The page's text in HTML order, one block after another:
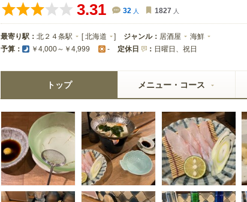
3.31 32 人 1827 人
最寄り駅： 北２４条駅 [北海道 ] ジャンル： 居酒屋 海鮮
予算： ￥4,000～￥4,999 - 定休日 ： 日曜日、祝日
トップ メニュー・コース